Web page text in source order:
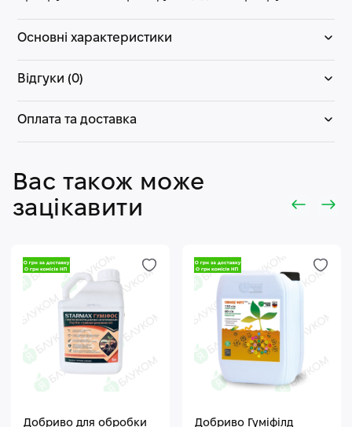
Основні характеристики
Відгуки (0)
Оплата та доставка
Вас також може
зацікавити
Добриво для обробки Добриво Гуміфілд